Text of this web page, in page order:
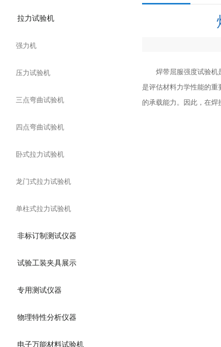
拉力试验机
强力机
压力试验机
三点弯曲试验机
四点弯曲试验机
卧式拉力试验机
龙门式拉力试验机
单柱式拉力试验机
非标订制测试仪器
试验工装夹具展示
专用测试仪器
物理特性分析仪器
电子万能材料试验机
焊带屈服强度试验机是
是评估材料力学性能的
的承载能力。因此，在